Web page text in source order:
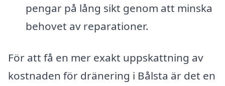
pengar på lång sikt genom att minska
behovet av reparationer.
För att få en mer exakt uppskattning av
kostnaden för dränering i Bålsta är det en